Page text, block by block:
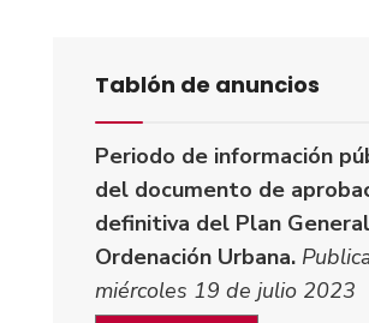
Tablón de anuncios
Periodo de información
del documento de
definitiva del Plan
Ordenación Urbana.
miércoles 19 de julio 2023